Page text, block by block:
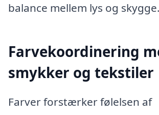
balance mellem lys og skygge.
Farvekoordinering
smykker og tekstiler
Farver forstærker følelsen af